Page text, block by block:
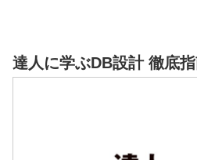
達人に学ぶDB設計 徹底